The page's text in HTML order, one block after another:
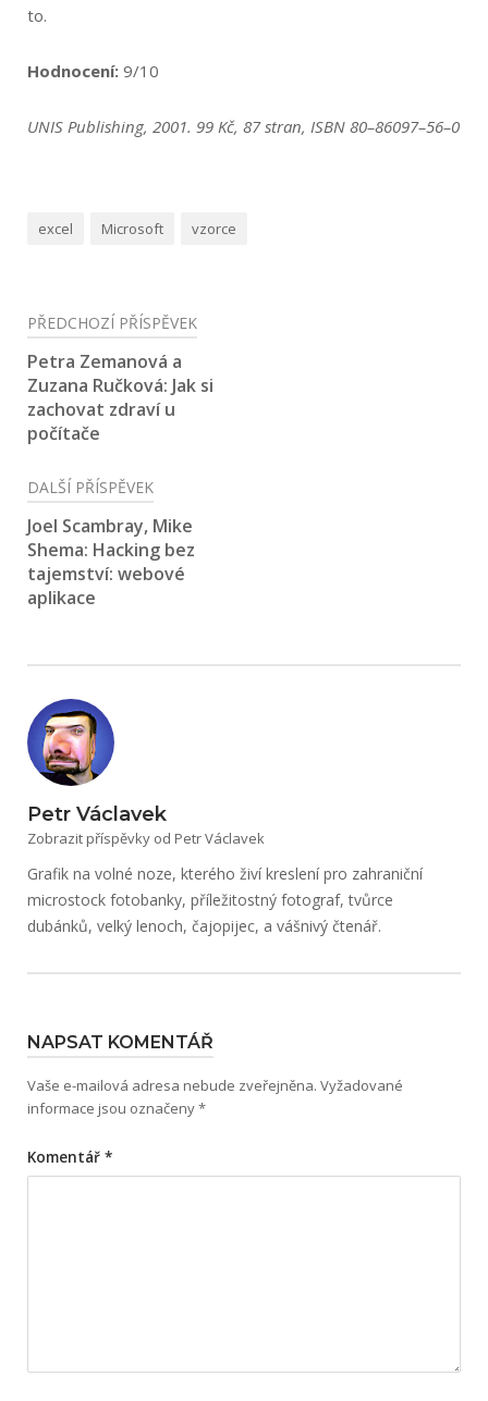
to.
Hodnocení: 9/10
UNIS Publishing, 2001. 99 Kč, 87 stran, ISBN 80–86097–56–0
excel Microsoft vzorce
Navigace
pro
příspěvek
PŘEDCHOZÍ PŘÍSPĚVEK
Petra Zemanová a
Zuzana Ručková: Jak si
zachovat zdraví u
počítače
DALŠÍ PŘÍSPĚVEK
Joel Scambray, Mike
Shema: Hacking bez
tajemství: webové
aplikace
Petr Václavek
Zobrazit příspěvky od Petr Václavek
Grafik na volné noze, kterého živí kreslení pro zahraniční
microstock fotobanky, příležitostný fotograf, tvůrce
dubánků, velký lenoch, čajopijec, a vášnivý čtenář.
NAPSAT KOMENTÁŘ
Vaše e-mailová adresa nebude zveřejněna. Vyžadované
informace jsou označeny*
Komentář *